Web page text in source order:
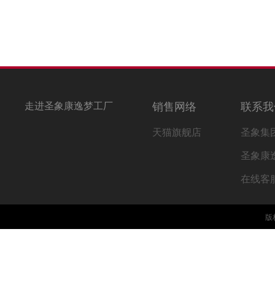
走进圣象康逸梦工厂 销售网络
天猫旗舰店
联系
圣象集
圣象康
在线客
版